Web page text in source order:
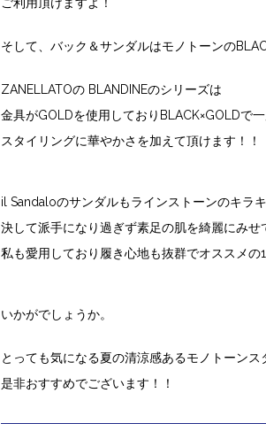
そして、バック＆サンダルはモノトーンの
ZANELLATOの BLANDINEのシリーズは
金具がGOLDを使用しておりBLACK×GOLDで
スタイリングに華やかさを加えて頂けます！！
il Sandaloのサンダルもラインストーンのキラ
決して派手になり過ぎず素足の肌を綺麗にみせ
私も愛用しており履き心地も抜群でオススメの1
いかがでしょうか。
とっても気になる夏の清涼感あるモノトーン
是非おすすめでございます！！